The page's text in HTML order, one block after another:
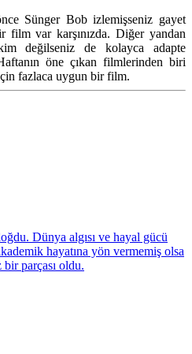
Sünger Bob izlemişseniz gayet
film var karşınızda. Diğer yandan
değilseniz de kolayca adapte
öne çıkan filmlerinden biri
fazlaca uygun bir film.
Dünya algısı ve hayal gücü
hayatına yön vermemiş olsa
bir parçası oldu.